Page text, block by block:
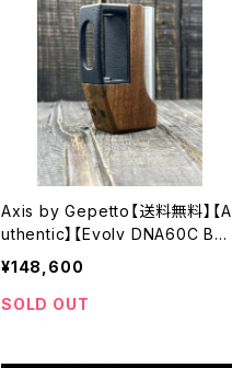
Axis by Gepetto【送料無料】【A
uthentic】【Evolv DNA60C BOR
O MOD USB-C】【Natural Waln
ut Wood】【1 x 18650】【ウォルナ
ット 天然木】【VAPE 電子タバコ
¥148,600
SOLD OUT